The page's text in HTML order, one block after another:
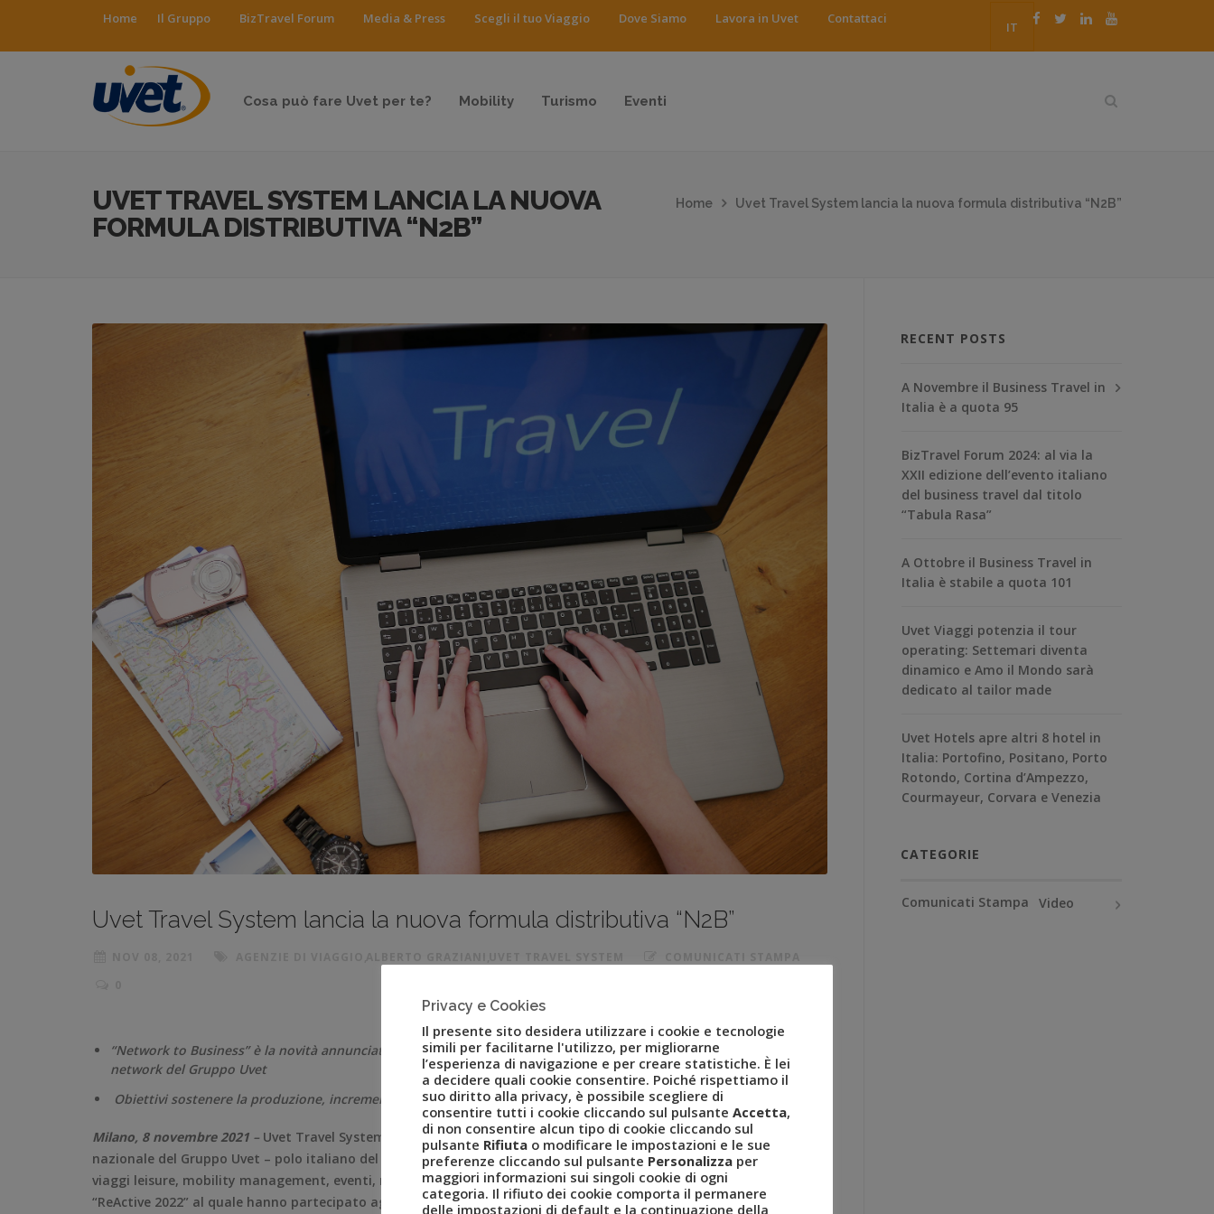
IT
Home Il Gruppo BizTravel Forum Media & Press Scegli il tuo Viaggio Dove Siamo Lavora in Uvet Contattaci
Cosa può fare Uvet per te? Mobility Turismo Eventi
UVET TRAVEL SYSTEM LANCIA LA NUOVA
FORMULA DISTRIBUTIVA “N2B”
Home Uvet Travel System lancia la nuova formula distributiva “N2B”
Uvet Travel System lancia la nuova formula distributiva “N2B”
ALBERTO GRAZIANI ,UVET TRAVEL SYSTEM
COMUNICATI STAMPA
“Network to Business” è la novità annunciata nel corso del webinar “ReActive 2022” seguito dalle agenzie del
network del Gruppo Uvet
Obiettivi sostenere la produzione, incrementare la distribuzione e rimodellare il Networking
Milano, 8 novembre 2021 – Uvet Travel System, il network di agenzie di viaggio presente su tutto il territorio
nazionale del Gruppo Uvet – polo italiano del turismo, leader nella fornitura di servizi e soluzioni innovative per
viaggi leisure, mobility management, eventi, mice e pharma – comunica le novità presentate durante il webinar
“ReActive 2022” al quale hanno partecipato agenzie collegate da tutta Italia. La principale riguarda la nuova
RECENT POSTS
A Novembre il Business Travel in
Italia è a quota 95
BizTravel Forum 2024: al via la
XXII edizione dell’evento italiano
del business travel dal titolo
“Tabula Rasa”
A Ottobre il Business Travel in
Italia è stabile a quota 101
Uvet Viaggi potenzia il tour
operating: Settemari diventa
dinamico e Amo il Mondo sarà
dedicato al tailor made
Uvet Hotels apre altri 8 hotel in
Italia: Portofino, Positano, Porto
Rotondo, Cortina d’Ampezzo,
Courmayeur, Corvara e Venezia
CATEGORIE
Comunicati Stampa Video
Privacy e Cookies
Il presente sito desidera utilizzare i cookie e tecnologie
simili per facilitarne l'utilizzo, per migliorarne
l’esperienza di navigazione e per creare statistiche. È lei
a decidere quali cookie consentire. Poiché rispettiamo il
suo diritto alla privacy, è possibile scegliere di
consentire tutti i cookie cliccando sul pulsante Accetta,
di non consentire alcun tipo di cookie cliccando sul
pulsante Rifiuta o modificare le impostazioni e le sue
preferenze cliccando sul pulsante Personalizza per
maggiori informazioni sui singoli cookie di ogni
categoria. Il rifiuto dei cookie comporta il permanere
delle impostazioni di default e la continuazione della